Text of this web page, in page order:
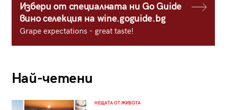
Избери от специалната ни Go Guide
вино селекция на wine.goguide.bg
Grape expectations - great taste!
Най-четени
НЕЩАТА ОТ ЖИВОТА